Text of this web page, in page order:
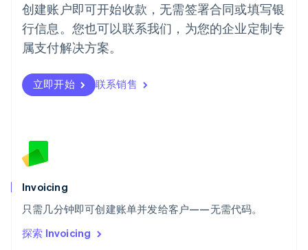
创建账户即可开始收款，无需签署合同或填写银
行信息。您也可以联系我们，为您的企业定制专
属支付解决方案。
立即开始 联系销售
Invoicing
只需几分钟即可创建账单并发给客户——无需代码。
探索 Invoicing
日本
日本語 English
瑞典
SvenskaEnglish
Deutsch FrançaisItaliano English
塞浦路斯
English
ไทยEnglish
希腊
English
西班牙